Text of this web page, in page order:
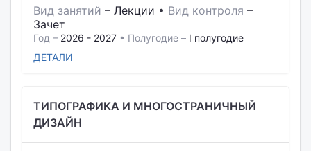
Вид занятий – Лекции • Вид контроля –
Зачет
Год – 2026 - 2027 • Полугодие – I полугодие
ДЕТАЛИ
ТИПОГРАФИКА И МНОГОСТРАНИЧНЫЙ
ДИЗАЙН